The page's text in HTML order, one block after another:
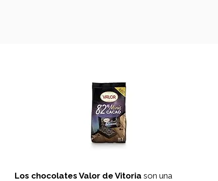
Los chocolates Valor de Vitoria son una